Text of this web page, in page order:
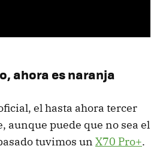
ahora es naranja
el hasta ahora tercer
aunque puede que no sea el
tuvimos un X70 Pro+.